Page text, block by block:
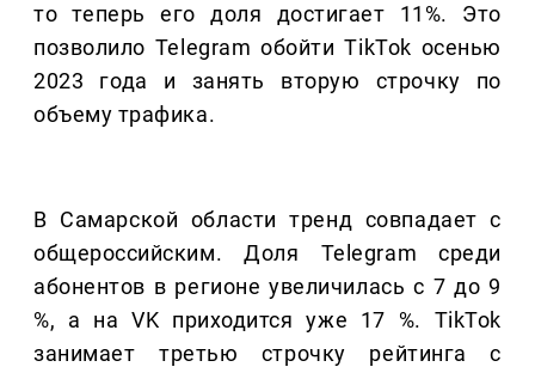
то теперь его доля достигает 11%. Это
позволило Telegram обойти TikTok осенью
2023 года и занять вторую строчку по
объему трафика.
В Самарской области тренд совпадает с
общероссийским. Доля Telegram среди
абонентов в регионе увеличилась с 7 до 9
%, а на VK приходится уже 17 %. TikTok
занимает третью строчку рейтинга с